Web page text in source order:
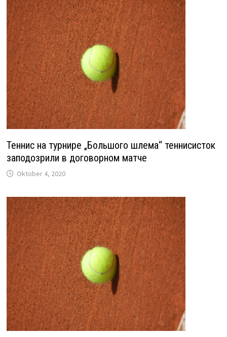
Теннис на турнире „Большого шлема“ теннисисток
заподозрили в договорном матче
Oktober 4, 2020